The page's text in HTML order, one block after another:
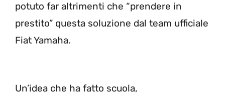
potuto far altrimenti che “prendere in
prestito” questa soluzione dal team ufficiale
Fiat Yamaha.
Un’idea che ha fatto scuola,